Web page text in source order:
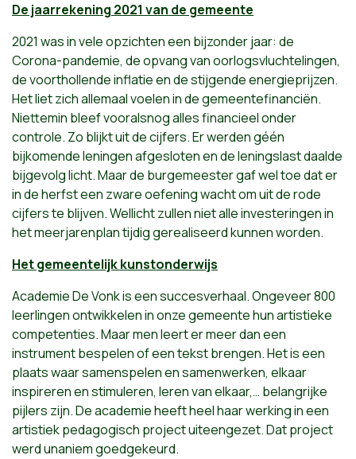
De jaarrekening 2021 van de gemeente
2021 was in vele opzichten een bijzonder jaar: de
Corona-pandemie, de opvang van oorlogsvluchtelingen,
de voorthollende inflatie en de stijgende energieprijzen.
Het liet zich allemaal voelen in de gemeentefinanciën.
Niettemin bleef vooralsnog alles financieel onder
controle. Zo blijkt uit de cijfers. Er werden géén
bijkomende leningen afgesloten en de leningslast daalde
bijgevolg licht. Maar de burgemeester gaf wel toe dat er
in de herfst een zware oefening wacht om uit de rode
cijfers te blijven. Wellicht zullen niet alle investeringen in
het meerjarenplan tijdig gerealiseerd kunnen worden.
Het gemeentelijk kunstonderwijs
Academie De Vonk is een succesverhaal. Ongeveer 800
leerlingen ontwikkelen in onze gemeente hun artistieke
competenties. Maar men leert er meer dan een
instrument bespelen of een tekst brengen. Het is een
plaats waar samenspelen en samenwerken, elkaar
inspireren en stimuleren, leren van elkaar,… belangrijke
pijlers zijn. De academie heeft heel haar werking in een
artistiek pedagogisch project uiteengezet. Dat project
werd unaniem goedgekeurd.